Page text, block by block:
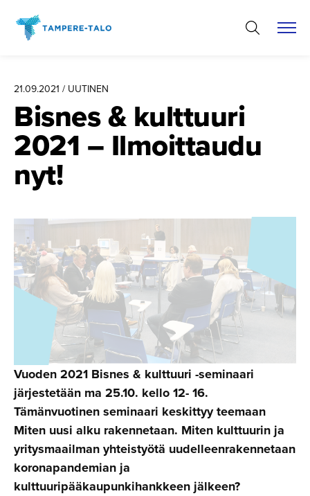
sisältöön
21.09.2021 / UUTINEN
Bisnes & kulttuuri
2021 – Ilmoittaudu
nyt!
Vuoden 2021 Bisnes & kulttuuri -seminaari
järjestetään ma 25.10. kello 12- 16.
Tämänvuotinen seminaari keskittyy teemaan
Miten uusi alku rakennetaan. Miten kulttuurin ja
yritysmaailman yhteistyötä uudelleenrakennetaan
koronapandemian ja
kulttuuripääkaupunkihankkeen jälkeen?